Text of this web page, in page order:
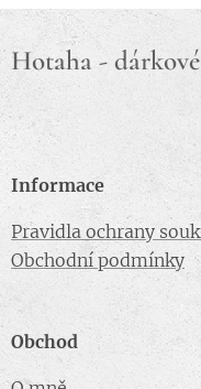
Hotaha -
Informace
Pravidla ochrany
Obchodní podmínky
Obchod